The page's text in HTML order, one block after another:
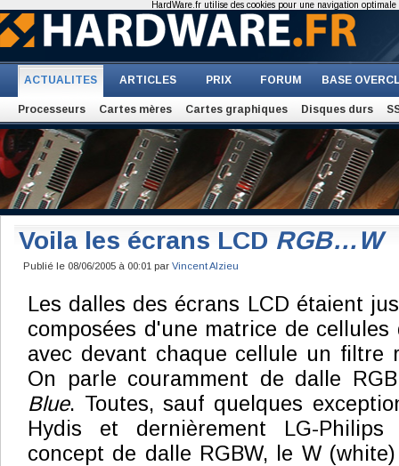
ACTUALITES ARTICLES PRIX FORUM BASE
Processeurs Cartes mères Cartes graphiques Disques durs
Voila les écrans LCD RGB…W
Publié le 08/06/2005 à 00:01 par Vincent Alzieu
Les dalles des écrans LCD étaient
composées d'une matrice de
avec devant chaque cellule un filtre
On parle couramment de dalle
Blue. Toutes, sauf quelques
Hydis et dernièrement LG-
concept de dalle RGBW, le W
HardWare.fr utilise des cookies pour une navigation